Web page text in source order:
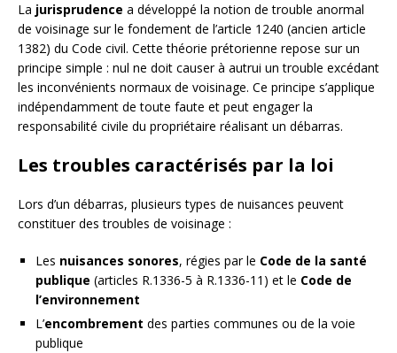
La jurisprudence a développé la notion de trouble anormal
de voisinage sur le fondement de l’article 1240 (ancien article
1382) du Code civil. Cette théorie prétorienne repose sur un
principe simple : nul ne doit causer à autrui un trouble excédant
les inconvénients normaux de voisinage. Ce principe s’applique
indépendamment de toute faute et peut engager la
responsabilité civile du propriétaire réalisant un débarras.
Les troubles caractérisés par la loi
Lors d’un débarras, plusieurs types de nuisances peuvent
constituer des troubles de voisinage :
Les nuisances sonores, régies par le Code de la santé
publique (articles R.1336-5 à R.1336-11) et le Code de
l’environnement
L’encombrement des parties communes ou de la voie
publique